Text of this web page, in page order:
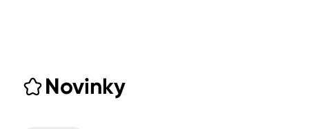
Novinky